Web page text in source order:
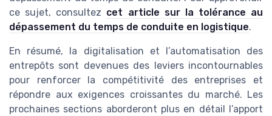
ce sujet, consultez cet article sur la tolérance au
dépassement du temps de conduite en logistique.
En résumé, la digitalisation et l’automatisation des
entrepôts sont devenues des leviers incontournables
pour renforcer la compétitivité des entreprises et
répondre aux exigences croissantes du marché. Les
prochaines sections aborderont plus en détail l’apport